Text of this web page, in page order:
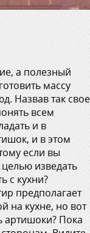
а полезный
массу
Назвав так свое
всем
и в
и в этом
если вы
изведать
с кухни?
предполагает
на кухне, но вот
артишоки? Пока